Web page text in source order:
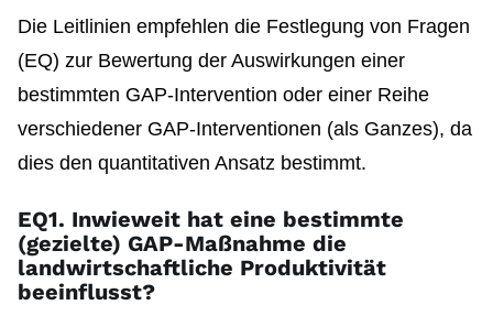
Die Leitlinien empfehlen die Festlegung von Fragen
(EQ) zur Bewertung der Auswirkungen einer
bestimmten GAP-Intervention oder einer Reihe
verschiedener GAP-Interventionen (als Ganzes), da
dies den quantitativen Ansatz bestimmt.
EQ1. Inwieweit hat eine bestimmte
(gezielte) GAP-Maßnahme die
landwirtschaftliche Produktivität
beeinflusst?